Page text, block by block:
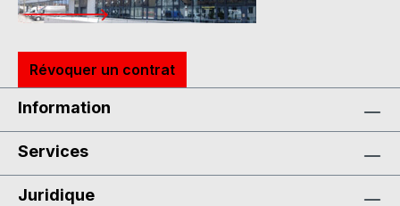
Révoquer un contrat
Information
Services
Juridique